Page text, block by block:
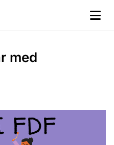
med